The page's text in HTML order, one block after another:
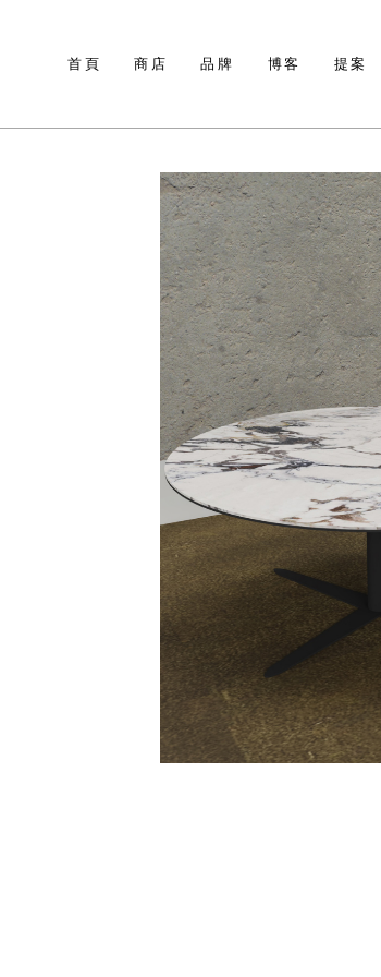
首頁 商店 品牌 博客 提案